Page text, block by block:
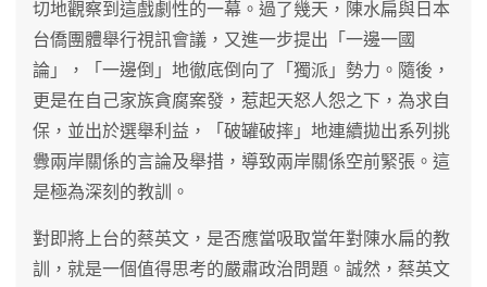
切地觀察到這戲劇性的一幕。過了幾天，陳水扁與日本
台僑團體舉行視訊會議，又進一步提出「一邊一國
論」，「一邊倒」地徹底倒向了「獨派」勢力。隨後，
更是在自己家族貪腐案發，惹起天怒人怨之下，為求自
保，並出於選舉利益，「破罐破摔」地連續拋出系列挑
釁兩岸關係的言論及舉措，導致兩岸關係空前緊張。這
是極為深刻的教訓。
對即將上台的蔡英文，是否應當吸取當年對陳水扁的教
訓，就是一個值得思考的嚴肅政治問題。誠然，蔡英文